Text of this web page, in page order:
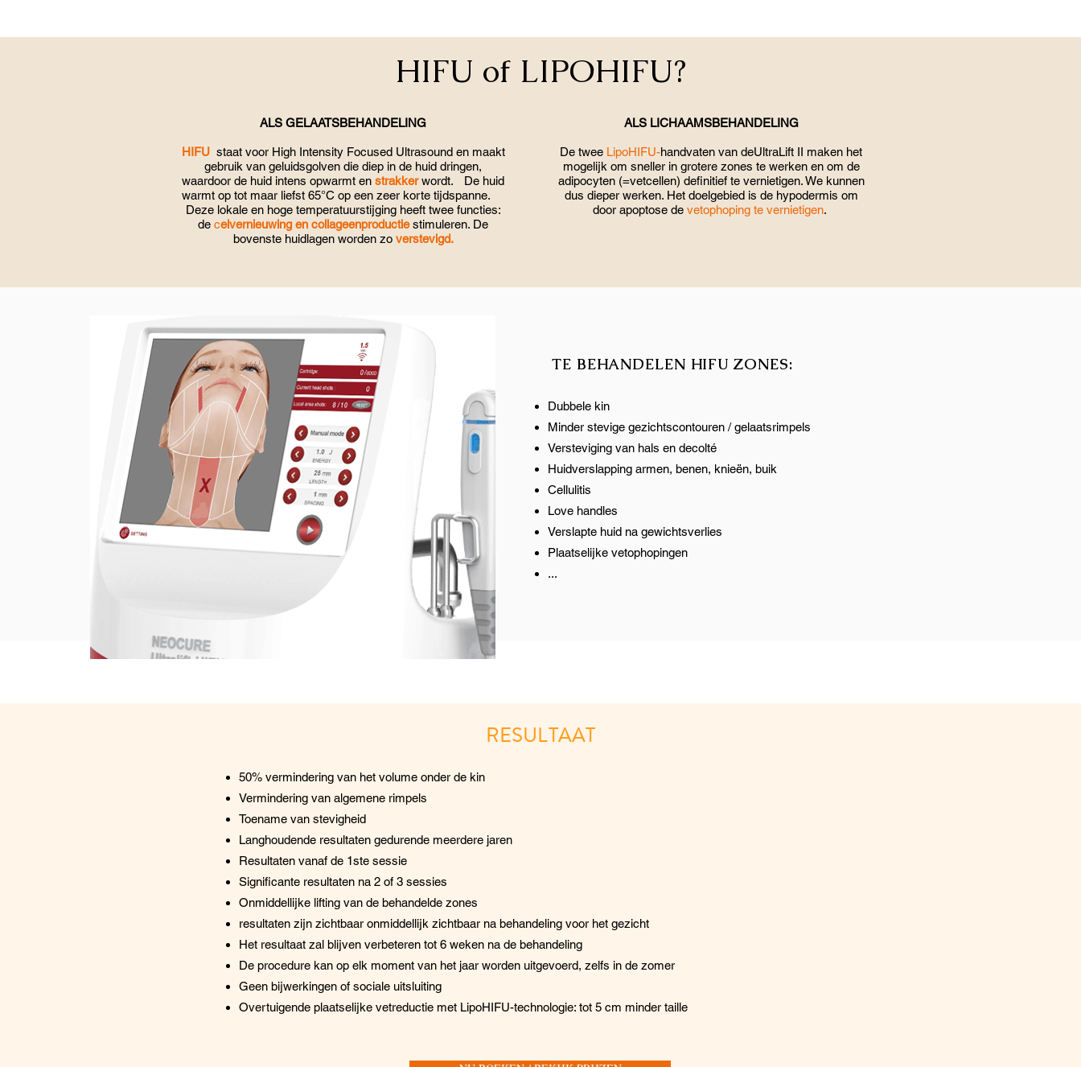
HIFU of LIPOHIFU?
ALS GELAATSBEHANDELING
HIFU staat voor High Intensity Focused Ultrasound en maakt
gebruik van geluidsgolven die diep in de huid dringen,
waardoor de huid intens opwarmt en strakkerwordt. De huid
warmt op tot maar liefst 65°C op een zeer korte tijdspanne.
Deze lokale en hoge temperatuurstijging heeft twee functies:
de celvernieuwing en collageenproductiestimuleren. De
bovenste huidlagen worden zo verstevigd.
ALS LICHAAMSBEHANDELING
De twee LipoHIFU-handvaten van deUltraLift II maken het
mogelijk om sneller in grotere zones te werken en om de
adipocyten (=vetcellen) definitief te vernietigen. We kunnen
dus dieper werken. Het doelgebied is de hypodermis om
door apoptose de vetophoping te vernietigen.
TE BEHANDELEN HIFU ZONES:
Dubbele kin
Minder stevige gezichtscontouren / gelaatsrimpels
Versteviging van hals en decolté
Huidverslapping armen, benen, knieën, buik
Cellulitis
Love handles
Verslapte huid na gewichtsverlies
Plaatselijke vetophopingen
...
RESULTAAT
50% vermindering van het volume onder de kin
Vermindering van algemene rimpels
Toename van stevigheid
Langhoudende resultaten gedurende meerdere jaren
Resultaten vanaf de 1ste sessie
Significante resultaten na 2 of 3 sessies
Onmiddellijke lifting van de behandelde zones
resultaten zijn zichtbaar onmiddellijk zichtbaar na behandeling voor het gezicht
Het resultaat zal blijven verbeteren tot 6 weken na de behandeling
De procedure kan op elk moment van het jaar worden uitgevoerd, zelfs in de zomer
Geen bijwerkingen of sociale uitsluiting
Overtuigende plaatselijke vetreductie met LipoHIFU-technologie: tot 5 cm minder taille